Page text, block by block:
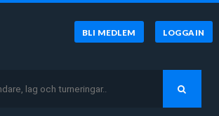
BLI MEDLEM LOGGA IN